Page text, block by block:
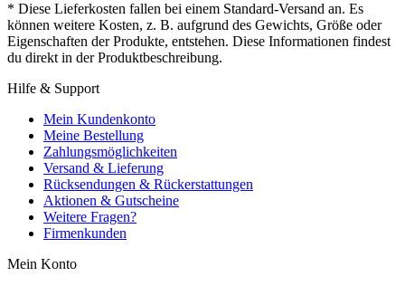
* Diese Lieferkosten fallen bei einem Standard-Versand an. Es
können weitere Kosten, z. B. aufgrund des Gewichts, Größe oder
Eigenschaften der Produkte, entstehen. Diese Informationen findest
du direkt in der Produktbeschreibung.
Hilfe & Support
Mein Kundenkonto
Meine Bestellung
Zahlungsmöglichkeiten
Versand & Lieferung
Rücksendungen & Rückerstattungen
Aktionen & Gutscheine
Weitere Fragen?
Firmenkunden
Mein Konto